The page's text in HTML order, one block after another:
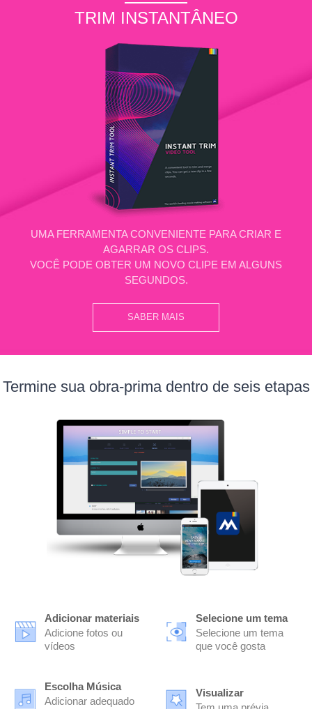
TRIM INSTANTÂNEO
UMA FERRAMENTA CONVENIENTE PARA CRIAR E
AGARRAR OS CLIPS.
VOCÊ PODE OBTER UM NOVO CLIPE EM ALGUNS
SEGUNDOS.
SABER MAIS
Termine sua obra-prima dentro de seis etapas
Adicionar materiais
Adicione fotos ou
vídeos
Selecione um tema
Selecione um tema
que você gosta
Escolha Música
Adicionar adequado
Visualizar